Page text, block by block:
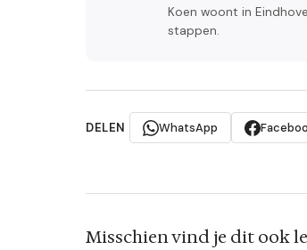
Koen woont in
stappen.
DELEN WhatsApp
Misschien vind je dit ook